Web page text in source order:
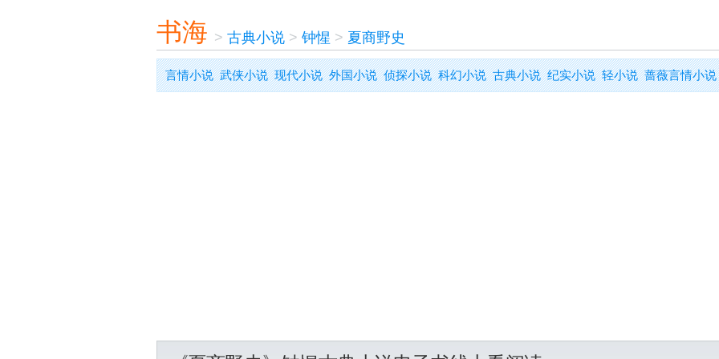
书海 > 古典小说> 钟惺 > 夏商野史
言情小说 武侠小说 现代小说 外国小说 侦探小说 科幻小说 古典小说 纪实小说 轻小说 蔷薇言情小说